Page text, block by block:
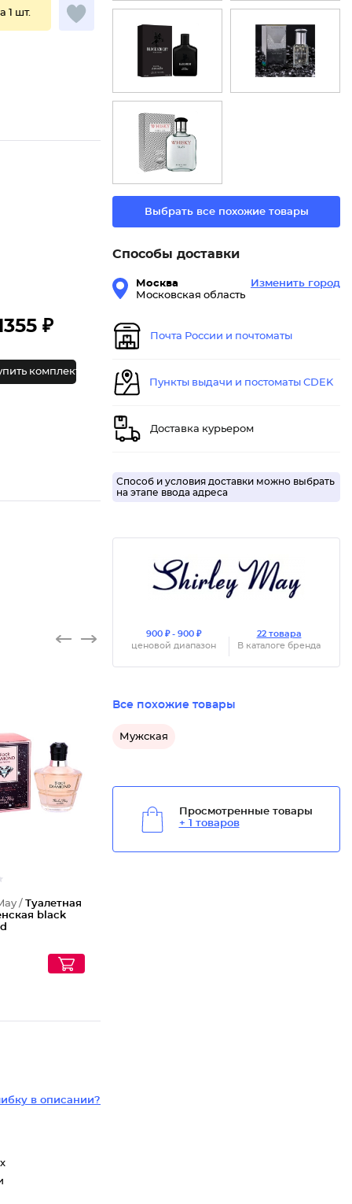
1 шт.
₽
комплект
/Туалетная
black
в описании?
Выбрать все похожие товары
Способы доставки
Москва
Московская область
Изменить город
Почта России и почтоматы
Пункты выдачи и постоматы CDEK
Доставка курьером
Способ и условия доставки можно выбрать
на этапе ввода адреса
900 ₽ - 900 ₽
ценовой диапазон
22 товара
В каталоге бренда
Все похожие товары
Мужская
Просмотренные товары
+ 1 товаров